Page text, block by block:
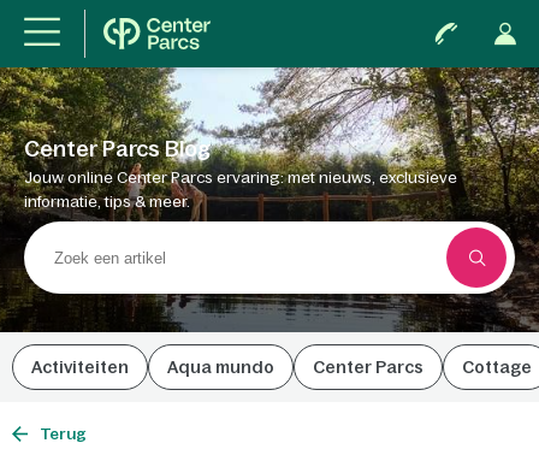
Center Parcs Blog
Jouw online Center Parcs ervaring: met nieuws, exclusieve
informatie, tips & meer.
Activiteiten Aqua mundo Center Parcs Cottage
Terug